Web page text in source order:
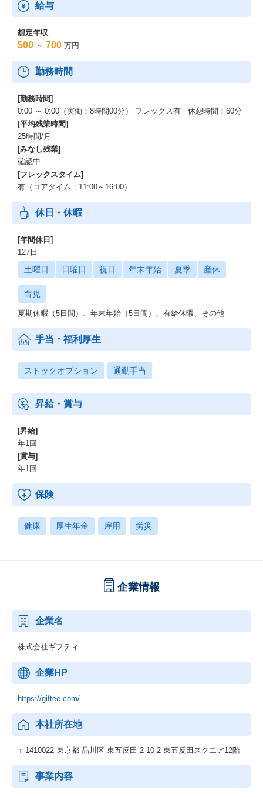
給与
想定年収
500 ～ 700 万円
勤務時間
[勤務時間]
0:00 ～ 0:00（実働：8時間00分） フレックス有 休憩時間：60分
[平均残業時間]
25時間/月
[みなし残業]
確認中
[フレックスタイム]
有（コアタイム：11:00～16:00）
休日・休暇
[年間休日]
127日
土曜日 日曜日 祝日 年末年始 夏季 産休
育児
夏期休暇（5日間）、年末年始（5日間）、有給休暇、その他
手当・福利厚生
ストックオプション 通勤手当
昇給・賞与
[昇給]
年1回
[賞与]
年1回
保険
健康 厚生年金 雇用 労災
企業情報
企業名
株式会社ギフティ
企業HP
https://giftee.com/
本社所在地
〒1410022 東京都 品川区 東五反田 2-10-2 東五反田スクエア12階
事業内容